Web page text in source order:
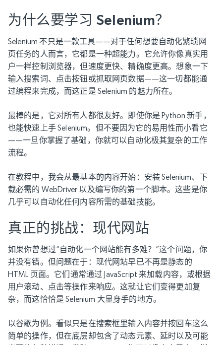
为什么要学习 Selenium？
Selenium 不只是一款工具——对于任何想要自动化繁琐网
页任务的人而言，它都是一种超能力。它允许你像真实用
户一样控制浏览器，但速度更快、精确度更高。想象一下
输入搜索词、点击按钮或抓取网页数据——这一切都能通
过编程来完成，而这正是 Selenium 的魅力所在。
最棒的是，它对所有人都很友好。即使你是 Python 新手，
也能快速上手 Selenium。但不要因为它的易用性而小看它
——一旦你掌握了基础，你就可以自动化极其复杂的工作
流程。
在教程中，我会从最基本的内容开始：安装 Selenium、下
载必需的 WebDriver 以及编写你的第一个脚本。这些是你
几乎可以自动化任何内容所需的基础技能。
真正的挑战：现代网站
如果你曾想过“自动化一个网站能有多难？”这个问题，你
并没有错。但问题在于：现代网站早已不再是静态的
HTML 页面。它们通常通过 JavaScript 来加载内容，或根据
用户滚动、点击等操作来响应。这就让它们变得更加复
杂，而这恰恰是 Selenium 大显身手的地方。
以谷歌为例。看似只是在搜索框里输入内容并按回车这么
简单的操作，但在底层却包含了动态元素、延时以及可能